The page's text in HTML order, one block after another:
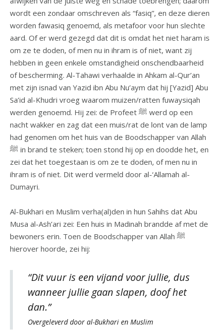
wordt een zondaar omschreven als “fasiq”, en deze dieren
worden fawasiq genoemd, als metafoor voor hun slechte
aard. Of er werd gezegd dat dit is omdat het niet haram is
om ze te doden, of men nu in ihram is of niet, want zij
hebben in geen enkele omstandigheid onschendbaarheid
of bescherming. Al-Tahawi verhaalde in Ahkam al-Qur’an
met zijn isnad van Yazid ibn Abu Nu’aym dat hij [Yazid] Abu
Sa’id al-Khudri vroeg waarom muizen/ratten fuwaysiqah
werden genoemd. Hij zei: de Profeet ﷺ werd op een
nacht wakker en zag dat een muis/rat de lont van de lamp
had genomen om het huis van de Boodschapper van Allah
ﷺ in brand te steken; toen stond hij op en doodde het, en
zei dat het toegestaan is om ze te doden, of men nu in
ihram is of niet. Dit werd vermeld door al-‘Allamah al-
Dumayri.
Al-Bukhari en Muslim verha(al)den in hun Sahihs dat Abu
Musa al-Ash’ari zei: Een huis in Madinah brandde af met de
bewoners erin. Toen de Boodschapper van Allah ﷺ
hierover hoorde, zei hij:
“Dit vuur is een vijand voor jullie, dus
wanneer jullie gaan slapen, doof het
dan.”
Overgeleverd door al-Bukhari en Muslim